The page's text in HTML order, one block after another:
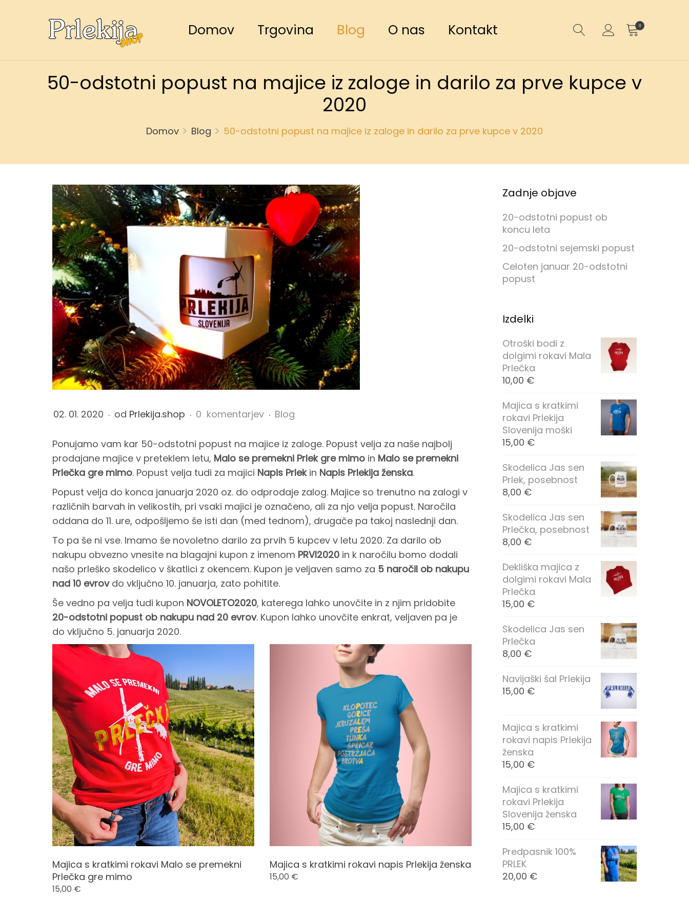
Domov Trgovina Blog O nas Kontakt 0
50-odstotni popust na majice iz zaloge in darilo za prve kupce v
2020
Domov Blog 50-odstotni popust na majice iz zaloge in darilo za prve kupce v 2020
5
0
-
o
d
s
t
o
t
n
i
p
o
p
u
s
t
n
a
m
a
j
i
02. 01. 2020 od Prlekija.shop 0 komentarjev Blog
Ponujamo vam kar 50-odstotni popust na majice iz zaloge. Popust velja za naše najbolj
prodajane majice v preteklem letu, Malo se premekni Prlek gre mimo in Malo se premekni
Prlečka gre mimo. Popust velja tudi za majici Napis Prlekin Napis Prlekija ženska.
Popust velja do konca januarja 2020 oz. do odprodaje zalog. Majice so trenutno na zalogi v
različnih barvah in velikostih, pri vsaki majici je označeno, ali za njo velja popust. Naročila
oddana do 11. ure, odpošljemo še isti dan (med tednom), drugače pa takoj naslednji dan.
To pa še ni vse. Imamo še novoletno darilo za prvih 5 kupcev v letu 2020. Za darilo ob
nakupu obvezno vnesite na blagajni kupon z imenom PRVI2020 in k naročilu bomo dodali
našo prleško skodelico v škatlici z okencem. Kupon je veljaven samo za 5 naročil ob nakupu
nad 10 evrovdo vključno 10. januarja, zato pohitite.
Še vedno pa velja tudi kupon NOVOLETO2020, katerega lahko unovčite in z njim pridobite
20-odstotni popust ob nakupu nad 20 evrov. Kupon lahko unovčite enkrat, veljaven pa je
do vključno 5. januarja 2020.
Majica s kratkimi rokavi Malo se premekni
Prlečka gre mimo
15,00 €
Majica s kratkimi rokavi napis Prlekija ženska
15,00 €
Zadnje objave
20-odstotni popust ob
koncu leta
20-odstotni sejemski popust
Celoten januar 20-odstotni
popust
Izdelki
Otroški bodi z
dolgimi rokavi Mala
Prlečka
10,00 €
Majica s kratkimi
rokavi Prlekija
Slovenija moški
15,00 €
Skodelica Jas sen
Prlek, posebnost
8,00 €
Skodelica Jas sen
Prlečka, posebnost
8,00 €
Dekliška majica z
dolgimi rokavi Mala
Prlečka
15,00 €
Skodelica Jas sen
Prlečka
8,00 €
Navijaški šal Prlekija
15,00 €
Majica s kratkimi
rokavi napis Prlekija
ženska
15,00 €
Majica s kratkimi
rokavi Prlekija
Slovenija ženska
15,00 €
Predpasnik 100%
PRLEK
20,00 €